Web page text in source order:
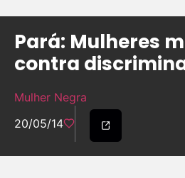
Pará: Mulheres
contra
Mulher Negra
20/05/14